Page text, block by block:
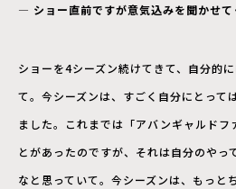
― ショー直前ですが意気込みを聞かせて
ショーを4シーズン続けてきて、自分的
て。今シーズンは、すごく自分にとって
ました。これまでは「アバンギャルドフ
とがあったのですが、それは自分のやっ
なと思っていて。今シーズンは、もっと